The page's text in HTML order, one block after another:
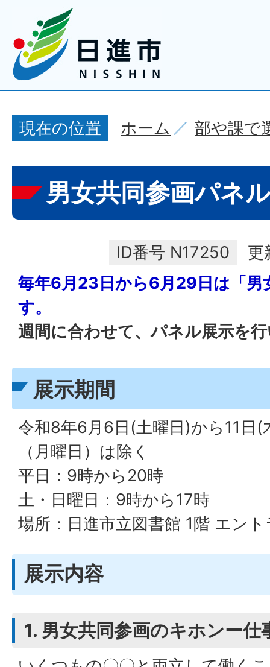
現在の位置 ホーム 部や課で
男女共同参画パネ
ID番号 N17250
更
毎年6月23日から6月29日は「男
す。
週間に合わせて、パネル展示を
展示期間
令和8年6月6日(土曜日)から11日
（月曜日）は除く
平日：9時から20時
土・日曜日：9時から17時
場所：日進市立図書館 1階 エン
展示内容
1. 男女共同参画のキホンー仕